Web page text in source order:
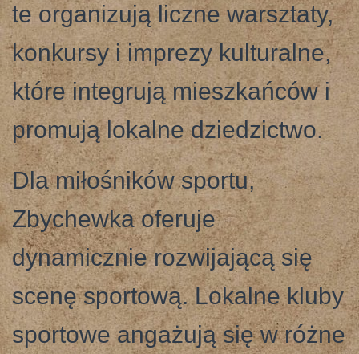
te organizują liczne warsztaty,
konkursy i imprezy kulturalne,
które integrują mieszkańców i
promują lokalne dziedzictwo.
Dla miłośników sportu,
Zbychewka oferuje
dynamicznie rozwijającą się
scenę sportową. Lokalne kluby
sportowe angażują się w różne